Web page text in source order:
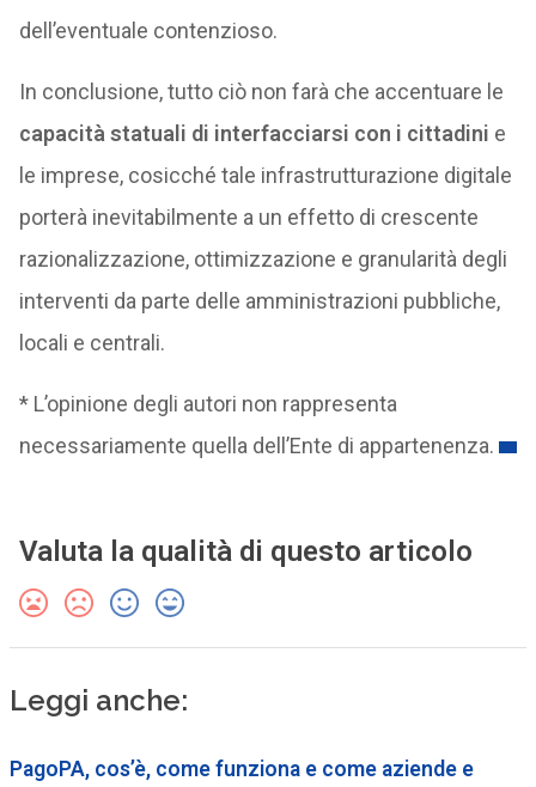
dell’eventuale contenzioso.
In conclusione, tutto ciò non farà che accentuare le
capacità statuali di interfacciarsi con i cittadini e
le imprese, cosicché tale infrastrutturazione digitale
porterà inevitabilmente a un effetto di crescente
razionalizzazione, ottimizzazione e granularità degli
interventi da parte delle amministrazioni pubbliche,
locali e centrali.
* L’opinione degli autori non rappresenta
necessariamente quella dell’Ente di appartenenza.
Valuta la qualità di questo articolo
Leggi anche:
PagoPA, cos’è, come funziona e come aziende e